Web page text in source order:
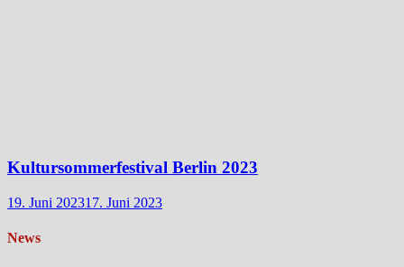
Kultursommerfestival Berlin 2023
19. Juni 202317. Juni 2023
News